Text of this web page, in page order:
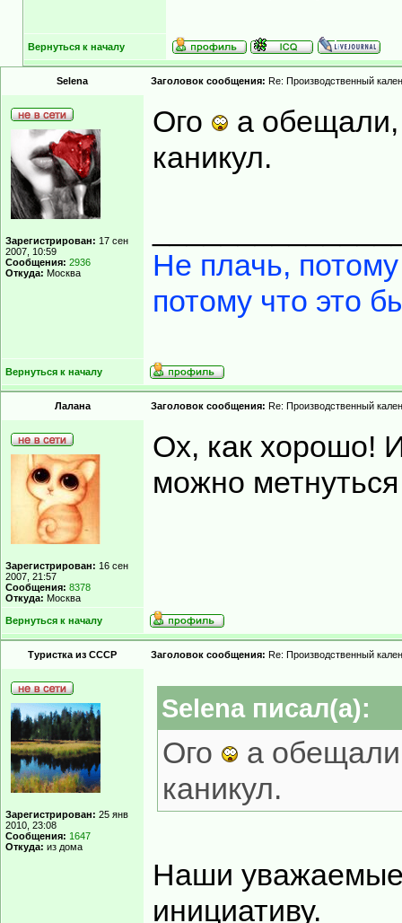
Вернуться к началу
Selena Заголовок сообщения: Re: Производственный
Зарегистрирован: 17 сен
2007, 10:59
Сообщения: 2936
Откуда: Москва
Ого
а обещали,
каникул.
Не плачь,
потому что это
Вернуться к началу
Лалана Заголовок сообщения: Re: Производственный
Зарегистрирован: 16 сен
2007, 21:57
Сообщения: 8378
Откуда: Москва
Ох, как хорошо!
можно
Вернуться к началу
Туристка из СССР Заголовок сообщения: Re: Производственный
Зарегистрирован: 25 янв
2010, 23:08
Сообщения: 1647
Откуда: из дома
Selena писал(а):
Ого
а
каникул.
Наши уважаемые
инициативу.